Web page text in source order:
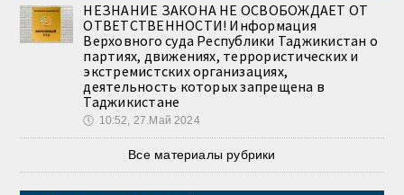
НЕЗНАНИЕ ЗАКОНА НЕ ОСВОБОЖДАЕТ ОТ
ОТВЕТСТВЕННОСТИ! Информация
Верховного суда Республики Таджикистан о
партиях, движениях, террористических и
экстремистских организациях,
деятельность которых запрещена в
Таджикистане
🕔 10:52, 27.Май 2024
Все материалы рубрики